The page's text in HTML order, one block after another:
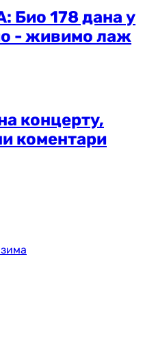
178 дана у
- живимо лаж
концерту,
коментари